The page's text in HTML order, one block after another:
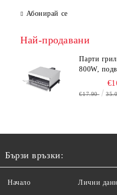
Абонирай се
Най-продавани
Парти
800W,
покритие
€17.90
Бързи връзки:
Начало Лични